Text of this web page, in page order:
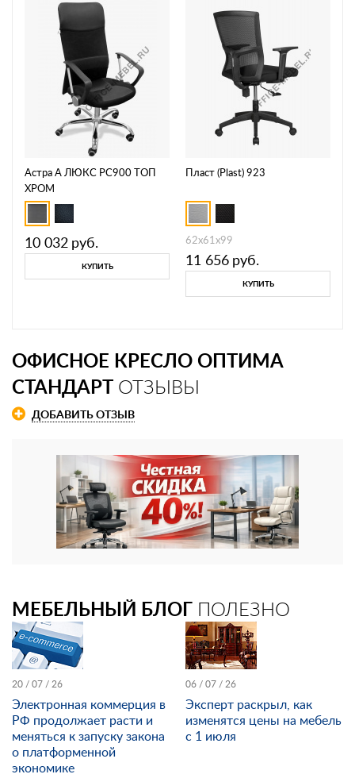
Астра А ЛЮКС РС900 ТОП
ХРОМ
10 032 руб.
КУПИТЬ
Пласт (Plast) 923
62х61х99
11 656 руб.
КУПИТЬ
ОФИСНОЕ КРЕСЛО ОПТИМА
СТАНДАРТ ОТЗЫВЫ
ДОБАВИТЬ ОТЗЫВ
МЕБЕЛЬНЫЙ БЛОГ ПОЛЕЗНО
20 / 07 / 26
Электронная коммерция в
РФ продолжает расти и
меняться к запуску закона
о платформенной
экономике
06 / 07 / 26
Эксперт раскрыл, как
изменятся цены на мебель
с 1 июля